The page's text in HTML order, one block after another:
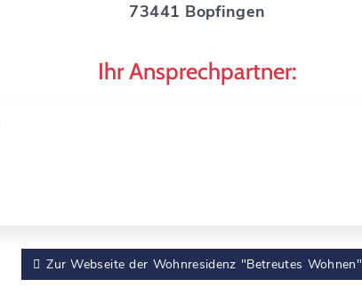
73441 Bopfingen
Ihr Ansprechpartner:
Zur Webseite der Wohnresidenz "Betreutes Wohnen"